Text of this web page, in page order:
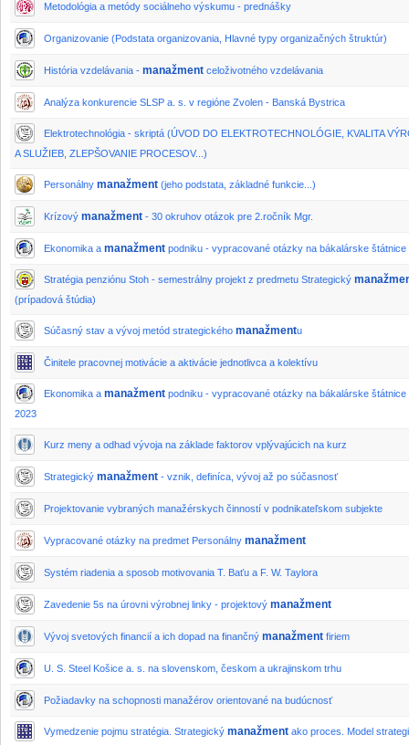
Metodológia a metódy sociálneho výskumu - prednášky
Organizovanie (Podstata organizovania, Hlavné typy organizačných štruktúr)
História vzdelávania - manažment celoživotného vzdelávania
Analýza konkurencie SLSP a. s. v regióne Zvolen - Banská Bystrica
Elektrotechnológia - skriptá (ÚVOD DO ELEKTROTECHNOLÓGIE, KVALITA
A SLUŽIEB, ZLEPŠOVANIE PROCESOV...)
Personálny manažment (jeho podstata, základné funkcie...)
Krízový manažment - 30 okruhov otázok pre 2.ročník Mgr.
Ekonomika a manažment podniku - vypracované otázky na bákalárske štátnice
Stratégia penziónu Stoh - semestrálny projekt z predmetu Strategický
(prípadová štúdia)
Súčasný stav a vývoj metód strategického manažmentu
Činitele pracovnej motivácie a aktivácie jednotlivca a kolektívu
Ekonomika a manažment podniku - vypracované otázky na bákalárske štátnice
2023
Kurz meny a odhad vývoja na základe faktorov vplývajúcich na kurz
Strategický manažment - vznik, definíca, vývoj až po súčasnosť
Projektovanie vybraných manažérskych činností v podnikateľskom subjekte
Vypracované otázky na predmet Personálny manažment
Systém riadenia a sposob motivovania T. Baťu a F. W. Taylora
Zavedenie 5s na úrovni výrobnej linky - projektový manažment
Vývoj svetových financií a ich dopad na finančný manažment firiem
U. S. Steel Košice a. s. na slovenskom, českom a ukrajinskom trhu
Požiadavky na schopnosti manažérov orientované na budúcnosť
Vymedzenie pojmu stratégia. Strategický manažment ako proces. Model